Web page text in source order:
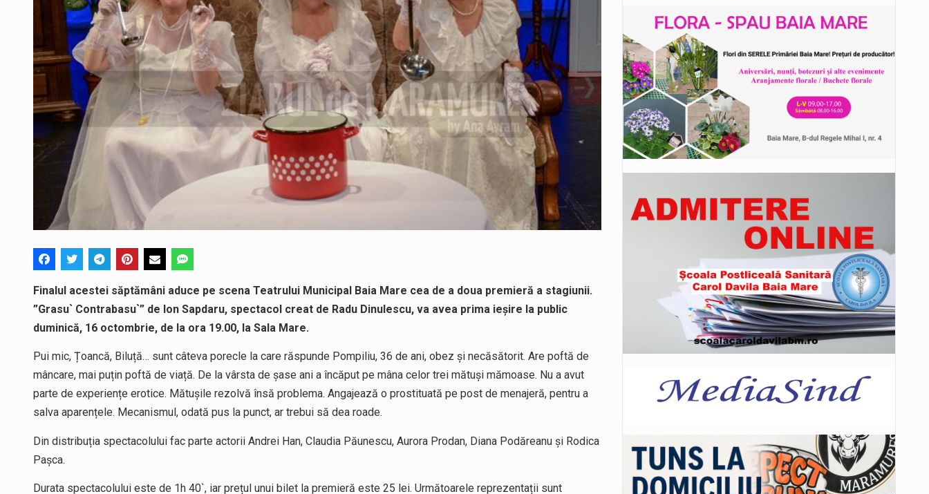
Finalul acestei săptămâni aduce pe scena Teatrului Municipal Baia Mare cea de a doua premieră a stagiunii.
”Grasu` Contrabasu`” de Ion Sapdaru, spectacol creat de Radu Dinulescu, va avea prima ieșire la public
duminică, 16 octombrie, de la ora 19.00, la Sala Mare.
Pui mic, Țoancă, Biluță… sunt câteva porecle la care răspunde Pompiliu, 36 de ani, obez și necăsătorit. Are poftă de
mâncare, mai puțin poftă de viață. De la vârsta de șase ani a încăput pe mâna celor trei mătuși mămoase. Nu a avut
parte de experiențe erotice. Mătușile rezolvă însă problema. Angajează o prostituată pe post de menajeră, pentru a
salva aparențele. Mecanismul, odată pus la punct, ar trebui să dea roade.
Din distribuția spectacolului fac parte actorii Andrei Han, Claudia Păunescu, Aurora Prodan, Diana Podăreanu și Rodica
Pașca.
Durata spectacolului este de 1h 40`, iar prețul unui bilet la premieră este 25 lei. Următoarele reprezentații sunt